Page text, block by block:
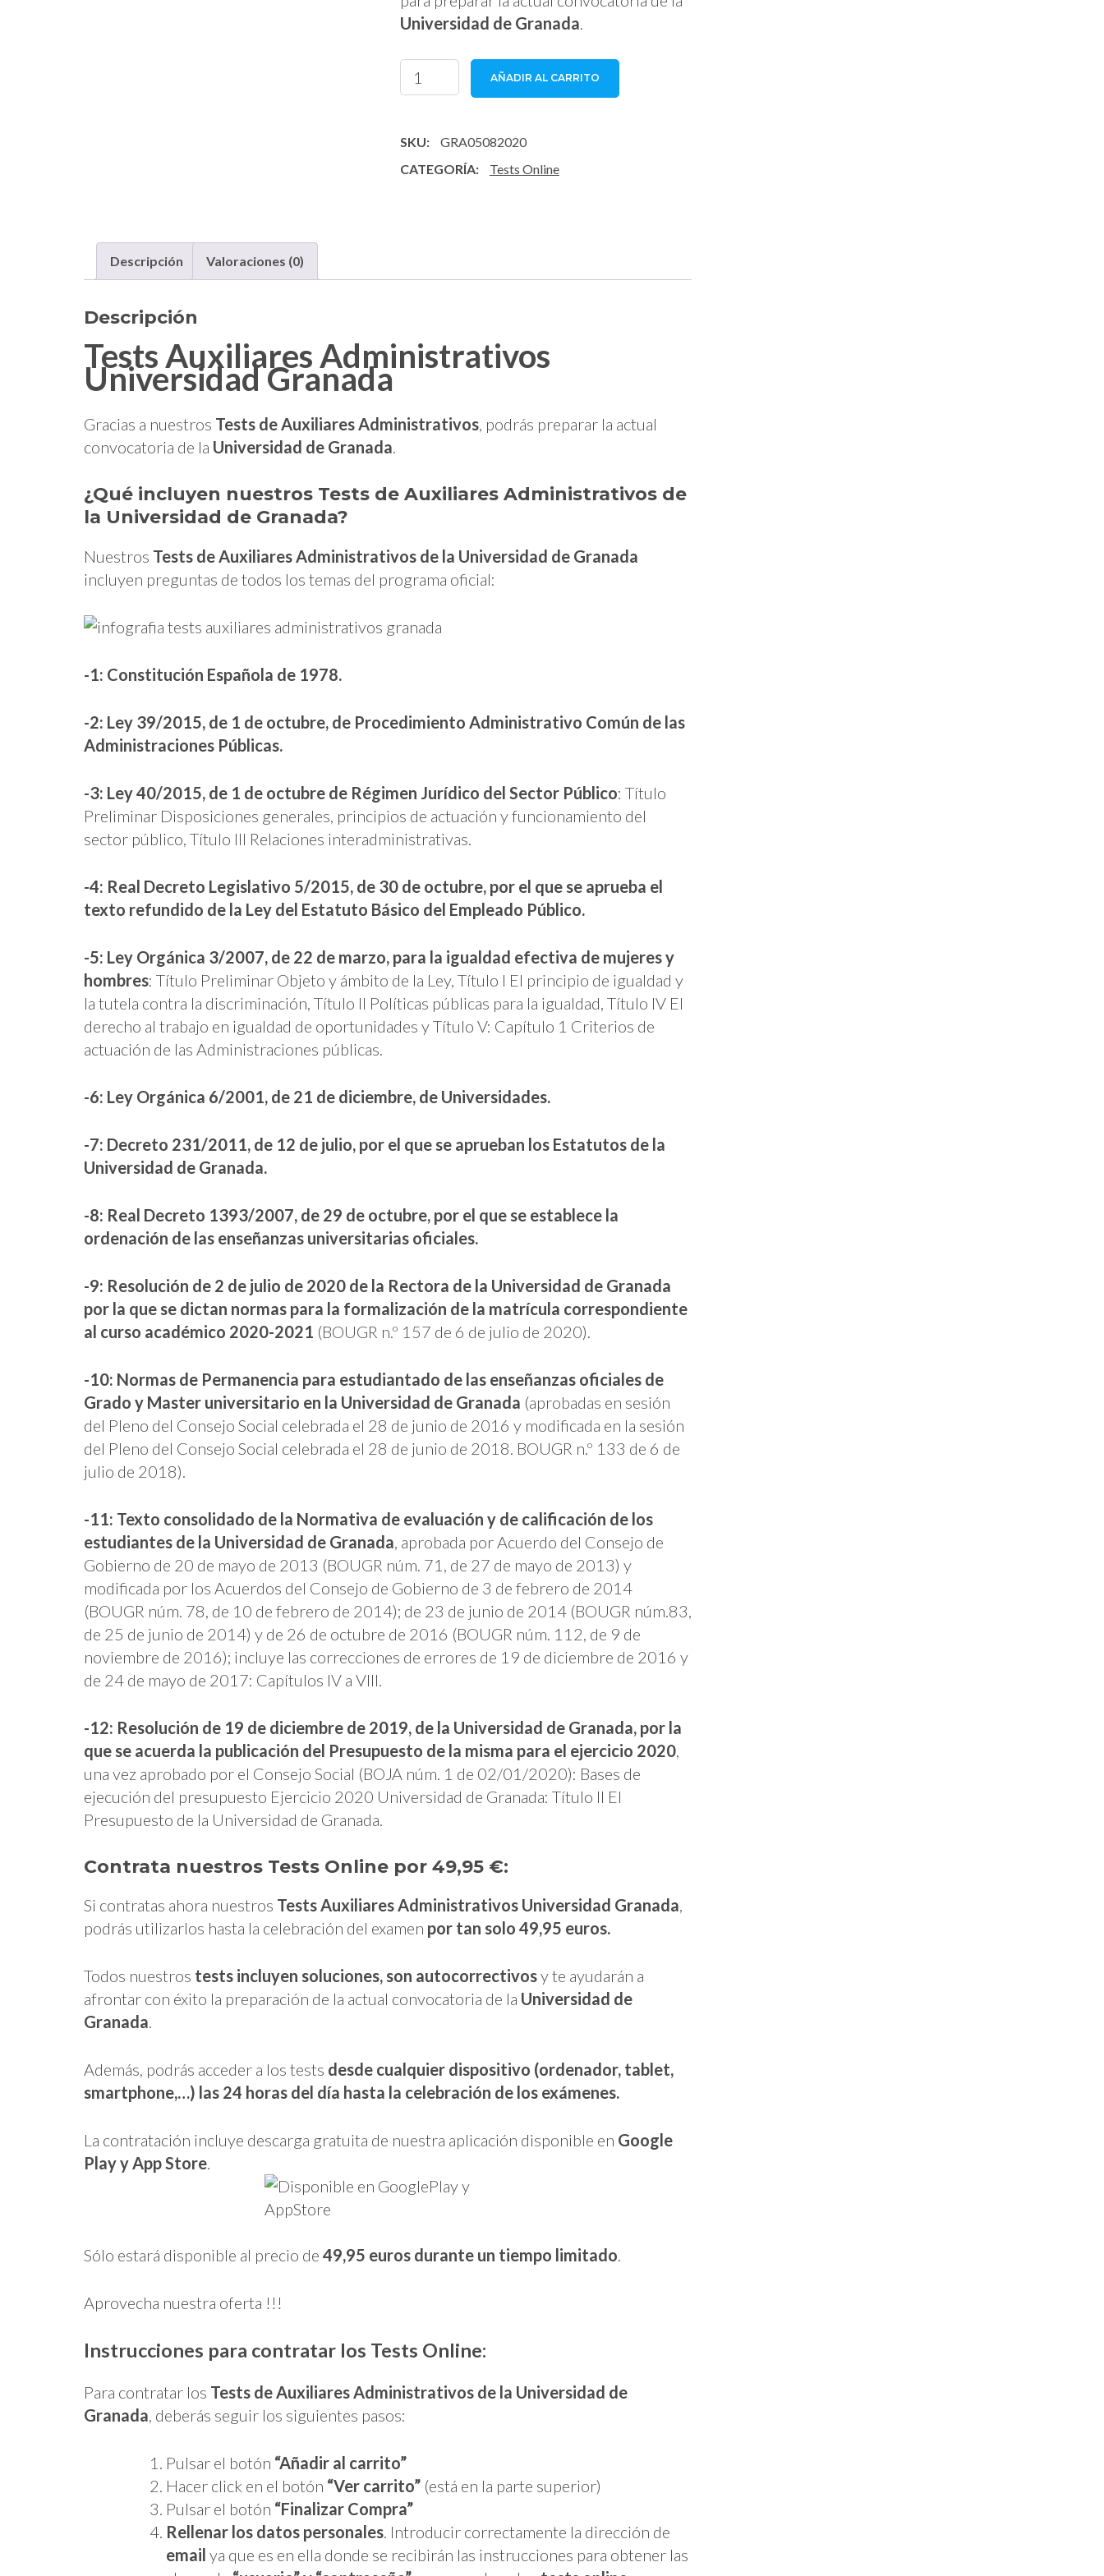
Universidad de Granada.
Tests
Auxiliares
Universidad
Granada
AÑADIR AL CARRITO
SKU:
GRA05082020
CATEGORÍA:
Tests Online
Descripción Valoraciones (0)
Descripción
Tests Auxiliares Administrativos
Universidad Granada
Gracias a nuestros Tests de Auxiliares Administrativos, podrás preparar la actual
convocatoria de la Universidad de Granada.
¿Qué incluyen nuestros Tests de Auxiliares Administrativos de
la Universidad de Granada?
Nuestros Tests de Auxiliares Administrativos de la Universidad de Granada
incluyen preguntas de todos los temas del programa oficial:
-1: Constitución Española de 1978.
-2: Ley 39/2015, de 1 de octubre, de Procedimiento Administrativo Común de las
Administraciones Públicas.
-3: Ley 40/2015, de 1 de octubre de Régimen Jurídico del Sector Público: Título
Preliminar Disposiciones generales, principios de actuación y funcionamiento del
sector público, Título III Relaciones interadministrativas.
-4: Real Decreto Legislativo 5/2015, de 30 de octubre, por el que se aprueba el
texto refundido de la Ley del Estatuto Básico del Empleado Público.
-5: Ley Orgánica 3/2007, de 22 de marzo, para la igualdad efectiva de mujeres y
hombres: Título Preliminar Objeto y ámbito de la Ley, Título I El principio de igualdad y
la tutela contra la discriminación, Título II Políticas públicas para la igualdad, Título IV El
derecho al trabajo en igualdad de oportunidades y Título V: Capítulo 1 Criterios de
actuación de las Administraciones públicas.
-6: Ley Orgánica 6/2001, de 21 de diciembre, de Universidades.
-7: Decreto 231/2011, de 12 de julio, por el que se aprueban los Estatutos de la
Universidad de Granada.
-8: Real Decreto 1393/2007, de 29 de octubre, por el que se establece la
ordenación de las enseñanzas universitarias oficiales.
-9: Resolución de 2 de julio de 2020 de la Rectora de la Universidad de Granada
por la que se dictan normas para la formalización de la matrícula correspondiente
al curso académico 2020-2021 (BOUGR n.º 157 de 6 de julio de 2020).
-10: Normas de Permanencia para estudiantado de las enseñanzas oficiales de
Grado y Master universitario en la Universidad de Granada (aprobadas en sesión
del Pleno del Consejo Social celebrada el 28 de junio de 2016 y modificada en la sesión
del Pleno del Consejo Social celebrada el 28 de junio de 2018. BOUGR n.º 133 de 6 de
julio de 2018).
-11: Texto consolidado de la Normativa de evaluación y de calificación de los
estudiantes de la Universidad de Granada , aprobada por Acuerdo del Consejo de
Gobierno de 20 de mayo de 2013 (BOUGR núm. 71, de 27 de mayo de 2013) y
modificada por los Acuerdos del Consejo de Gobierno de 3 de febrero de 2014
(BOUGR núm. 78, de 10 de febrero de 2014); de 23 de junio de 2014 (BOUGR núm.83,
de 25 de junio de 2014) y de 26 de octubre de 2016 (BOUGR núm. 112, de 9 de
noviembre de 2016); incluye las correcciones de errores de 19 de diciembre de 2016 y
de 24 de mayo de 2017: Capítulos IV a VIII.
-12: Resolución de 19 de diciembre de 2019, de la Universidad de Granada, por la
que se acuerda la publicación del Presupuesto de la misma para el ejercicio 2020
una vez aprobado por el Consejo Social (BOJA núm. 1 de 02/01/2020): Bases de
ejecución del presupuesto Ejercicio 2020 Universidad de Granada: Título II El
Presupuesto de la Universidad de Granada.
Contrata nuestros Tests Online por 49,95 €:
Si contratas ahora nuestros Tests Auxiliares Administrativos Universidad Granada
podrás utilizarlos hasta la celebración del examen por tan solo 49,95 euros.
Todos nuestros tests incluyen soluciones, son autocorrectivosy te ayudarán a
afrontar con éxito la preparación de la actual convocatoria de la Universidad de
Granada
Además, podrás acceder a los tests desde cualquier dispositivo (ordenador, tablet,
smartphone,…) las 24 horas del día hasta la celebración de los exámenes.
La contratación incluye descarga gratuita de nuestra aplicación disponible en Google
Play y App Store
Sólo estará disponible al precio de 49,95 euros durante un tiempo limitado
Aprovecha nuestra oferta !!!
Instrucciones para contratar los Tests Online:
Para contratar los Tests de Auxiliares Administrativos de la Universidad de
Granada, deberás seguir los siguientes pasos:
Pulsar el botón “Añadir al carrito”
Hacer click en el botón “Ver carrito” (está en la parte superior)
Pulsar el botón “Finalizar Compra”
Rellenar los datos personales. Introducir correctamente la dirección de
email ya que es en ella donde se recibirán las instrucciones para obtener las